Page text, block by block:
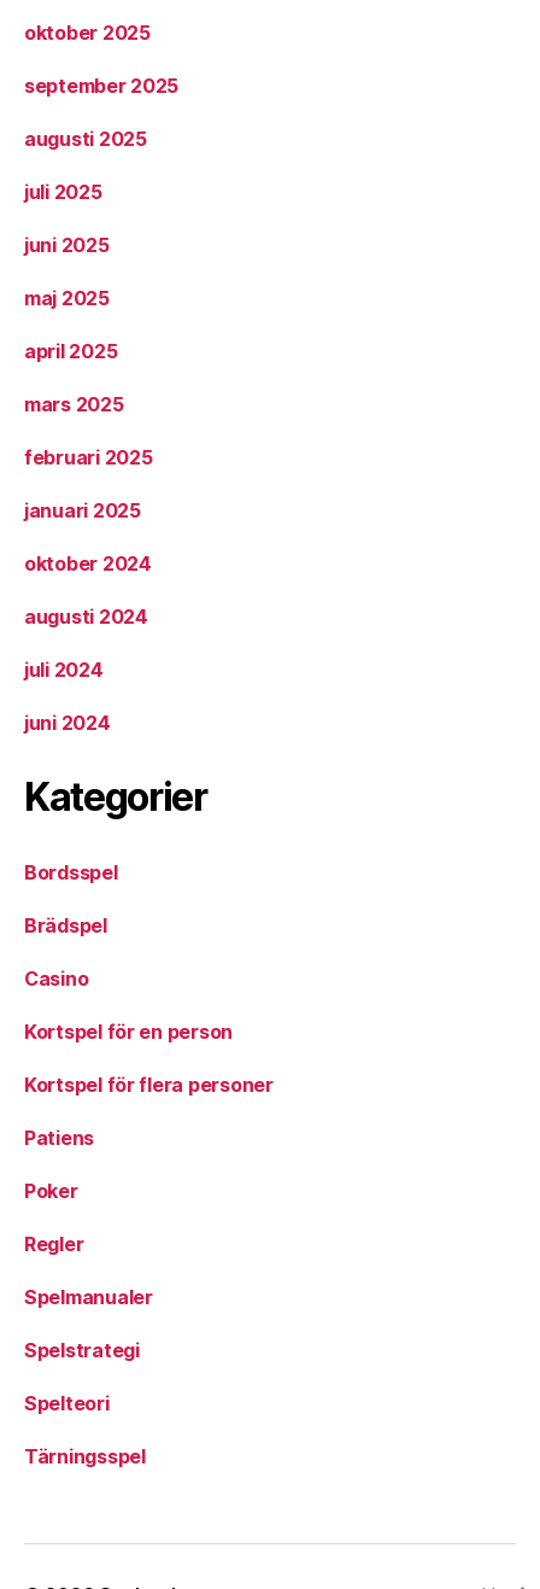
oktober 2025
september 2025
augusti 2025
juli 2025
juni 2025
maj 2025
april 2025
mars 2025
februari 2025
januari 2025
oktober 2024
augusti 2024
juli 2024
juni 2024
Kategorier
Bordsspel
Brädspel
Casino
Kortspel för en person
Kortspel för flera personer
Patiens
Poker
Regler
Spelmanualer
Spelstrategi
Spelteori
Tärningsspel